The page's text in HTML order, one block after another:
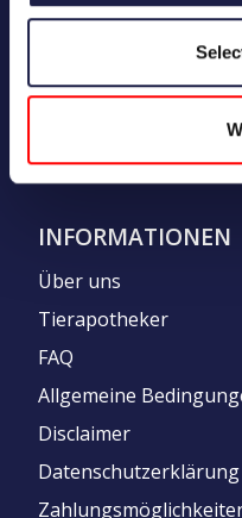
INFORMATIONEN
Über uns
Tierapotheker
FAQ
Allgemeine
Disclaimer
Datenschutzerklärung